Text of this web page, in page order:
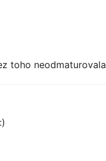
toho neodmaturovala